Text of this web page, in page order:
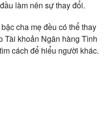
làm nên sự thay đổi.
cha mẹ đều có thể thay
Tài khoản Ngân hàng Tình
cách để hiểu người khác.